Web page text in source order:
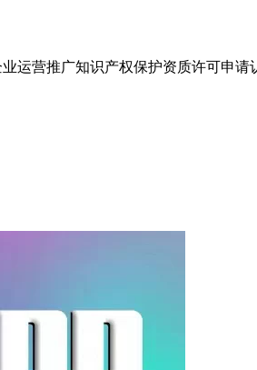
运营推广知识产权保护资质许可申请